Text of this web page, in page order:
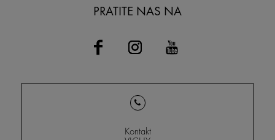
PRATITE NAS NA
Kontakt